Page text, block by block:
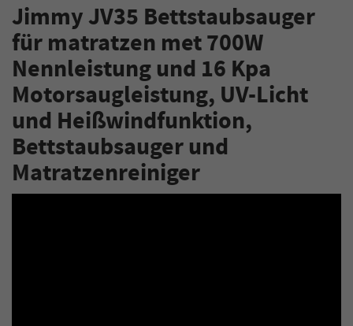
Jimmy JV35 Bettstaubsauger
für matratzen met 700W
Nennleistung und 16 Kpa
Motorsaugleistung, UV-Licht
und Heißwindfunktion,
Bettstaubsauger und
Matratzenreiniger